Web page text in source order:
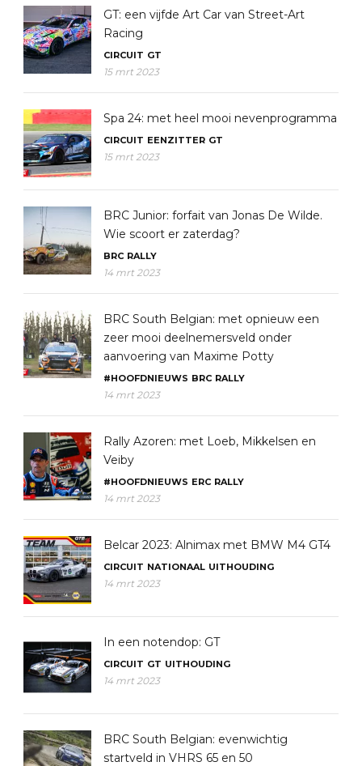
GT: een vijfde Art Car van Street-Art
Racing
CIRCUIT GT
15 mrt 2023
Spa 24: met heel mooi nevenprogramma
CIRCUIT EENZITTER GT
15 mrt 2023
BRC Junior: forfait van Jonas De Wilde.
Wie scoort er zaterdag?
BRC RALLY
14 mrt 2023
BRC South Belgian: met opnieuw een
zeer mooi deelnemersveld onder
aanvoering van Maxime Potty
#HOOFDNIEUWS BRC RALLY
14 mrt 2023
Rally Azoren: met Loeb, Mikkelsen en
Veiby
#HOOFDNIEUWS ERC RALLY
14 mrt 2023
Belcar 2023: Alnimax met BMW M4 GT4
CIRCUIT NATIONAAL UITHOUDING
14 mrt 2023
In een notendop: GT
CIRCUIT GT UITHOUDING
14 mrt 2023
BRC South Belgian: evenwichtig
startveld in VHRS 65 en 50